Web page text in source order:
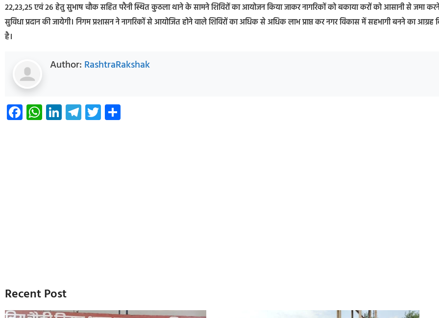
22,23,25 एवं 26 हेतु सुभाष चौक सहित परैनी स्थित कुठला थाने के सामने शिविरों का आयोजन किया जाकर नागरिकों को बकाया करों को आसानी से जमा
सुविधा प्रदान की जायेगी। निगम प्रशासन ने नागरिकों से आयोजित होने वाले शिविरों का अधिक से अधिक लाभ प्राप्त कर नगर विकास में सहभागी बनने का आग्रह
है।
Author: RashtraRakshak
Facebook
WhatsApp
LinkedIn
Telegram
Twitter
Recent Post